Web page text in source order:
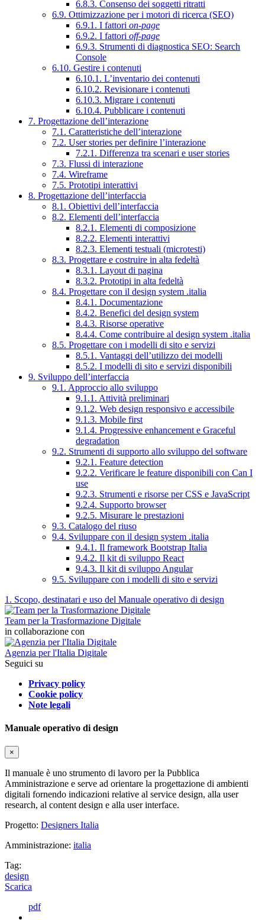
6.8.3. Consenso dei soggetti ritratti
6.9. Ottimizzazione per i motori di ricerca (SEO)
6.9.1. I fattori on-page
6.9.2. I fattori off-page
6.9.3. Strumenti di diagnostica SEO: Search
Console
6.10. Gestire i contenuti
6.10.1. L’inventario dei contenuti
6.10.2. Revisionare i contenuti
6.10.3. Migrare i contenuti
6.10.4. Pubblicare i contenuti
7. Progettazione dell’interazione
7.1. Caratteristiche dell’interazione
7.2. User stories per definire l’interazione
7.2.1. Differenza tra scenari e user stories
7.3. Flussi di interazione
7.4. Wireframe
7.5. Prototipi interattivi
8. Progettazione dell’interfaccia
8.1. Obiettivi dell’interfaccia
8.2. Elementi dell’interfaccia
8.2.1. Elementi di composizione
8.2.2. Elementi interattivi
8.2.3. Elementi testuali (microtesti)
8.3. Progettare e costruire in alta fedeltà
8.3.1. Layout di pagina
8.3.2. Prototipi in alta fedeltà
8.4. Progettare con il design system .italia
8.4.1. Documentazione
8.4.2. Benefici del design system
8.4.3. Risorse operative
8.4.4. Come contribuire al design system .italia
8.5. Progettare con i modelli di sito e servizi
8.5.1. Vantaggi dell’utilizzo dei modelli
8.5.2. I modelli di sito e servizi disponibili
9. Sviluppo dell’interfaccia
9.1. Approccio allo sviluppo
9.1.1. Attività preliminari
9.1.2. Web design responsivo e accessibile
9.1.3. Mobile first
9.1.4. Progressive enhancement e Graceful
degradation
9.2. Strumenti di supporto allo sviluppo del software
9.2.1. Feature detection
9.2.2. Verificare le feature disponibili con Can I
use
9.2.3. Strumenti e risorse per CSS e JavaScript
9.2.4. Supporto browser
9.2.5. Misurare le prestazioni
9.3. Catalogo del riuso
9.4. Sviluppare con il design system .italia
9.4.1. Il framework Bootstrap Italia
9.4.2. Il kit di sviluppo React
9.4.3. Il kit di sviluppo Angular
9.5. Sviluppare con i modelli di sito e servizi
1. Scopo, destinatari e uso del Manuale operativo di design
Team per la Trasformazione Digitale
in collaborazione con
Agenzia per l'Italia Digitale
Seguici su
Privacy policy
Cookie policy
Note legali
Manuale operativo di design
×
Il manuale è uno strumento di lavoro per la Pubblica
Amministrazione e serve ad orientare la progettazione di ambienti
digitali fornendo indicazioni relative al service design, alla user
research, al content design e alla user interface.
Progetto: Designers Italia
Amministrazione: italia
Tag:
design
Scarica
pdf